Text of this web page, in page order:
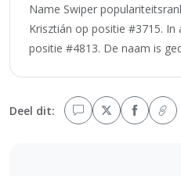
Name Swiper
Krisztián op positie #3715.
positie #4813. De naam is
Deel dit: